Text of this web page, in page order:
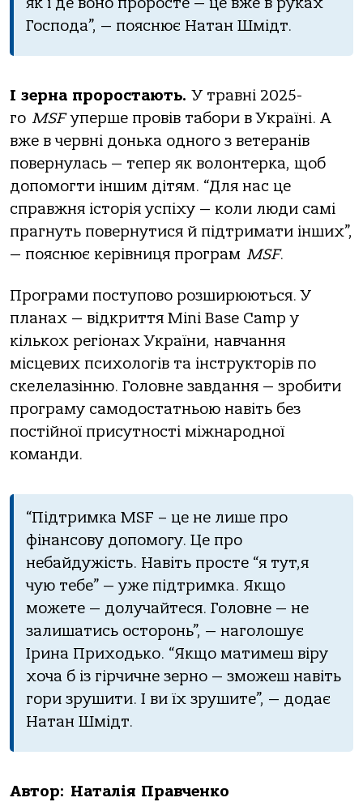
Господа”, — пояснює Натан Шмідт.
І зерна проростають. У травні 2025-
го MSFуперше провів табори в Україні. А
вже в червні донька одного з ветеранів
повернулась — тепер як волонтерка, щоб
допомогти іншим дітям. “Для нас це
справжня історія успіху — коли люди самі
прагнуть повернутися й підтримати інших”,
— пояснює керівниця програм MSF.
Програми поступово розширюються. У
планах — відкриття Mini Base Camp у
кількох регіонах України, навчання
місцевих психологів та інструкторів по
скелелазінню. Головне завдання — зробити
програму самодостатньою навіть без
постійної присутності міжнародної
команди.
“Підтримка MSF – це не лише про
фінансову допомогу. Це про
небайдужість. Навіть просте “я тут,я
чую тебе” — уже підтримка. Якщо
можете — долучайтеся. Головне — не
залишатись осторонь”, — наголошує
Ірина Приходько. “Якщо матимеш віру
хоча б із гірчичне зерно — зможеш навіть
гори зрушити. І ви їх зрушите”, — додає
Натан Шмідт.
Автор: Наталія Правченко